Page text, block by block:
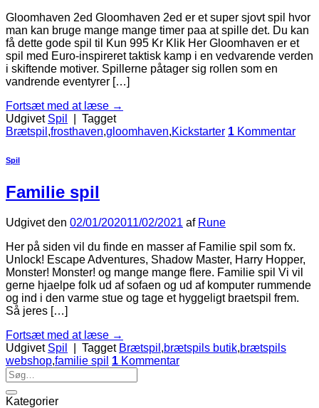
Gloomhaven 2ed Gloomhaven 2ed er et super sjovt spil hvor
man kan bruge mange mange timer paa at spille det. Du kan
få dette gode spil til Kun 995 Kr Klik Her Gloomhaven er et
spil med Euro-inspireret taktisk kamp i en vedvarende verden
i ​​skiftende motiver. Spillerne påtager sig rollen som en
vandrende eventyrer […]
Fortsæt med at læse →
Udgivet Spil
Tagget
Brætspil ,frosthaven,gloomhaven,Kickstarter 1 Kommentar
Spil
Familie spil
Udgivet den 02/01/202011/02/2021 af Rune
Her på siden vil du finde en masser af Familie spil som fx.
Unlock! Escape Adventures, Shadow Master, Harry Hopper,
Monster! Monster! og mange mange flere. Familie spil Vi vil
gerne hjaelpe folk ud af sofaen og ud af komputer rummende
og ind i den varme stue og tage et hyggeligt braetspil frem.
Så jeres […]
Fortsæt med at læse →
Udgivet Spil Tagget Brætspil ,brætspils butik,brætspils
webshop,familie spil 1 Kommentar
Kategorier